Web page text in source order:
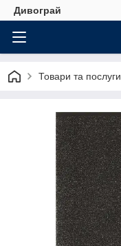
Дивограй
Товари та послуги